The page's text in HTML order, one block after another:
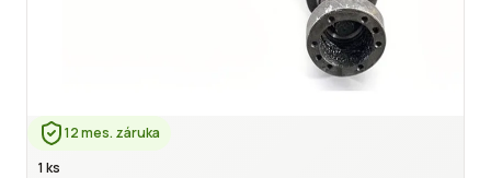
12 mes. záruka
1 ks